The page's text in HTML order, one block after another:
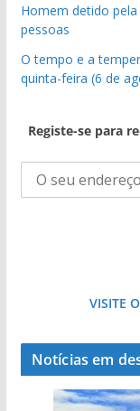
Homem detido
pessoas
O tempo e a
quinta-feira (6 de
Registe-se para
VISITE
Notícias em